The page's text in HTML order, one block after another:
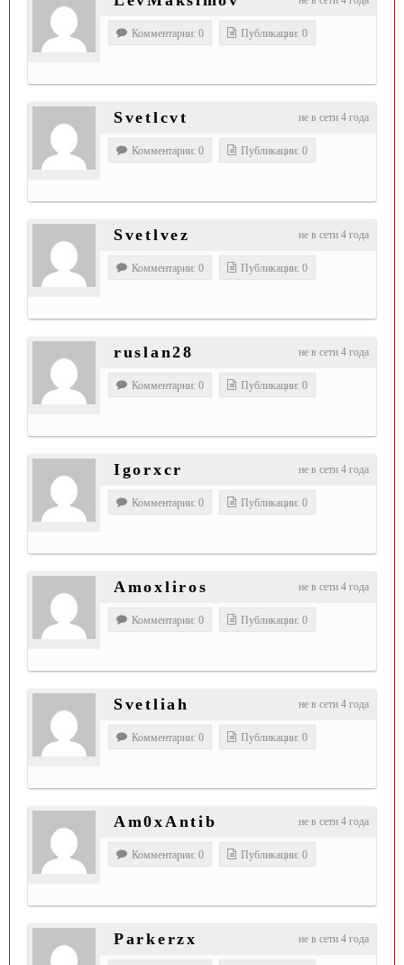
Комментарии: 0 Публикации: 0
не в сети 4 года
Svetlcvt
Комментарии: 0 Публикации: 0
не в сети 4 года
Svetlvez
Комментарии: 0 Публикации: 0
не в сети 4 года
ruslan28
Комментарии: 0 Публикации: 0
не в сети 4 года
Igorxcr
Комментарии: 0 Публикации: 0
не в сети 4 года
Amoxliros
Комментарии: 0 Публикации: 0
не в сети 4 года
Svetliah
Комментарии: 0 Публикации: 0
не в сети 4 года
Am0xAntib
Комментарии: 0 Публикации: 0
не в сети 4 года
Parkerzx